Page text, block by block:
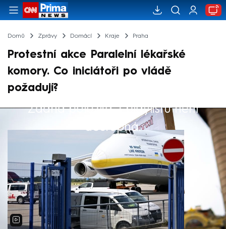
Domů Zprávy Domácí Kraje Praha
Protestní akce Paralelní lékařské
komory. Co iniciátoři po vládě
požadují?
Žádná položka z playlistu není
dostupná.